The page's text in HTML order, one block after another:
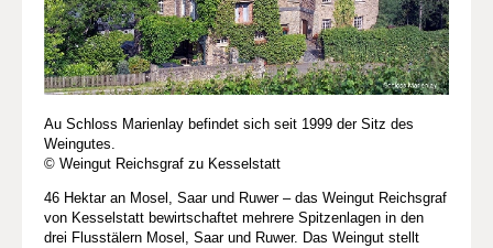
Au Schloss Marienlay befindet sich seit 1999 der Sitz des
Weingutes.
© Weingut Reichsgraf zu Kesselstatt
46 Hektar an Mosel, Saar und Ruwer – das Weingut Reichsgraf
von Kesselstatt bewirtschaftet mehrere Spitzenlagen in den
drei Flusstälern Mosel, Saar und Ruwer. Das Weingut stellt